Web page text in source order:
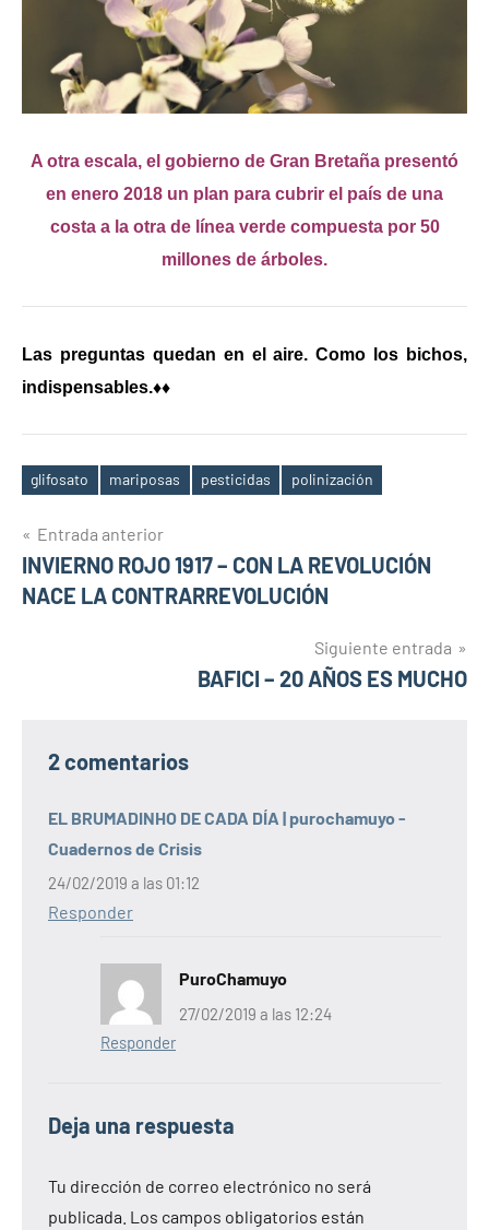
A otra escala, el gobierno de Gran Bretaña presentó
en enero 2018 un plan para cubrir el país de una
costa a la otra de línea verde compuesta por 50
millones de árboles.
Las preguntas quedan en el aire. Como los bichos,
indispensables.♦♦
Etiquetas
glifosato mariposas pesticidas polinización
Navegación
de
Entrada anterior
INVIERNO ROJO 1917 – CON LA REVOLUCIÓN
NACE LA CONTRARREVOLUCIÓN
Siguiente entrada
BAFICI – 20 AÑOS ES MUCHO
2 comentarios
EL BRUMADINHO DE CADA DÍA | purochamuyo -
Cuadernos de Crisis
24/02/2019 a las 01:12
Responder
PuroChamuyo
27/02/2019 a las 12:24
Responder
Deja una respuesta
Tu dirección de correo electrónico no será
publicada. Los campos obligatorios están